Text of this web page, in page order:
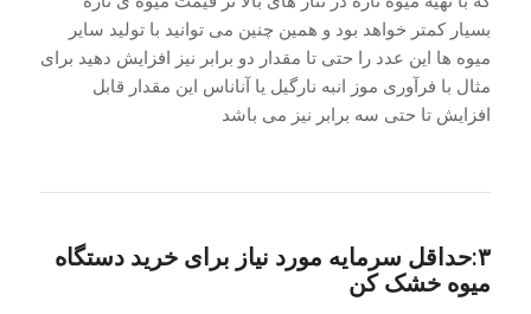
بسیار کمتر خواهد بود و همین چنین می توانید با تولید سایر
میوه ها این عدد را حتی تا مقدار دو برابر نیز افزایش دهید برای
مثال با فرآوری موز انبه نارگیل یا آناناس این مقدار قابل
افزایش تا حتی سه برابر نیز می باشد
۳:حداقل سرمایه مورد نیاز برای خرید دستگاه
میوه خشک کن